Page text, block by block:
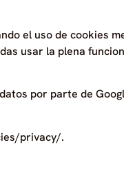
el uso de cookies
usar la plena
por parte de
privacy/.